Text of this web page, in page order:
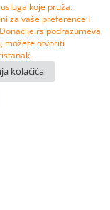
RSD
koje pruža.
za vaše preference i
podrazumeva
možete otvoriti
kolačića